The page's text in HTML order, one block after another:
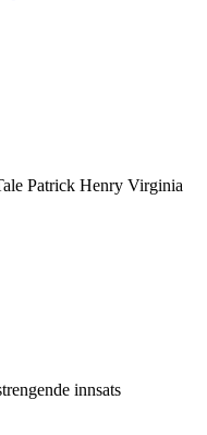
Patrick Henry Virginia
innsats